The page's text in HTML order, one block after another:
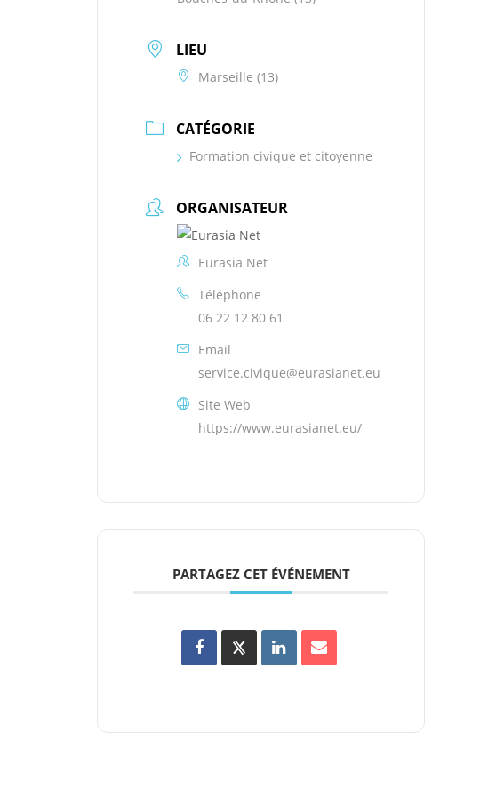
LIEU
Marseille (13)
CATÉGORIE
Formation civique et citoyenne
ORGANISATEUR
Eurasia Net
Téléphone
06 22 12 80 61
Email
service.civique@eurasianet.eu
Site Web
https://www.eurasianet.eu/
PARTAGEZ CET ÉVÉNEMENT